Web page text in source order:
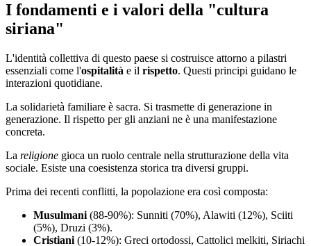
I fondamenti e i valori della "cultura
siriana"
L'identità collettiva di questo paese si costruisce attorno a pilastri
essenziali come l'ospitalità e il rispetto. Questi principi guidano le
interazioni quotidiane.
La solidarietà familiare è sacra. Si trasmette di generazione in
generazione. Il rispetto per gli anziani ne è una manifestazione
concreta.
La religione gioca un ruolo centrale nella strutturazione della vita
sociale. Esiste una coesistenza storica tra diversi gruppi.
Prima dei recenti conflitti, la popolazione era così composta:
Musulmani (88-90%): Sunniti (70%), Alawiti (12%), Sciiti
(5%), Druzi (3%).
Cristiani (10-12%): Greci ortodossi, Cattolici melkiti, Siriachi